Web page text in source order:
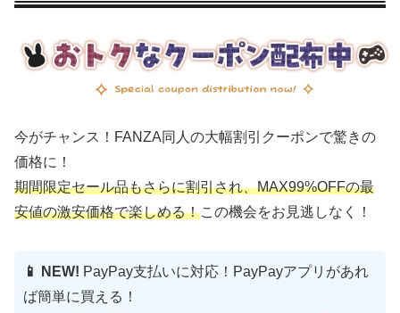
今がチャンス！FANZA同人の大幅割引クーポンで驚きの
価格に！
期間限定セール品もさらに割引され、MAX99%OFFの最
安値の激安価格で楽しめる！この機会をお見逃しなく！
📱 NEW! PayPay支払いに対応！PayPayアプリがあれ
ば簡単に買える！